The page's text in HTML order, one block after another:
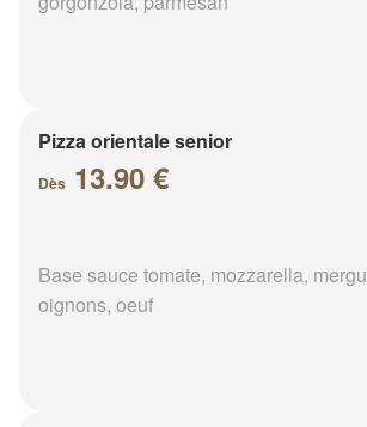
Pizza orientale senior
Dès 13.90 €
Base sauce tomate, mozzarella,
oignons, oeuf